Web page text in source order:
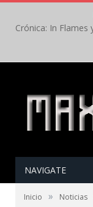
NAVIGATE
Inicio » Noticias